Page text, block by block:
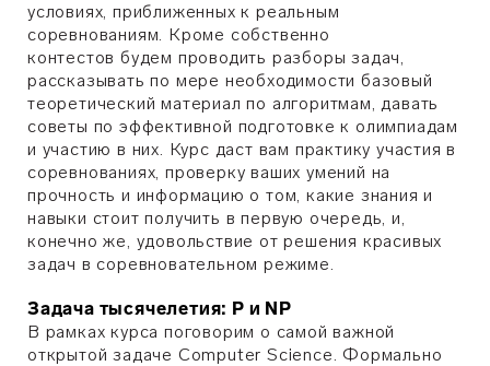
условиях, приближенных к реальным
соревнованиям. Кроме собственно
контестов будем проводить разборы задач,
рассказывать по мере необходимости базовый
теоретический материал по алгоритмам, давать
советы по эффективной подготовке к олимпиадам
и участию в них. Курс даст вам практику участия в
соревнованиях, проверку ваших умений на
прочность и информацию о том, какие знания и
навыки стоит получить в первую очередь, и,
конечно же, удовольствие от решения красивых
задач в соревновательном режиме.
Задача тысячелетия: P и NP
В рамках курса поговорим о самой важной
открытой задаче Computer Science. Формально